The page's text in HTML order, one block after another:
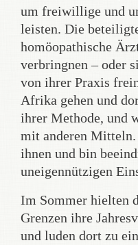
um freiwillige und
leisten. Die
homöopathische
verbringnen – oder
von ihrer Praxis
Afrika gehen und
ihrer Methode, und
mit anderen
ihnen und bin
uneigennützigen
Im Sommer hielten
Grenzen ihre
und luden dort zu